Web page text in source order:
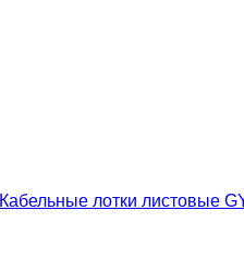
Кабельные лотки листовые